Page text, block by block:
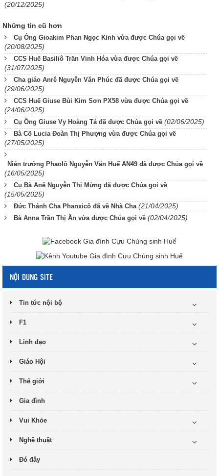
(20/12/2025)
Những tin cũ hơn
Cụ Ông Gioakim Phan Ngọc Kỉnh vừa được Chúa gọi về
(20/08/2025)
CCS Huế Basiliô Trần Vinh Hóa vừa được Chúa gọi về
(31/07/2025)
Cha giáo Anrê Nguyễn Văn Phúc đã được Chúa gọi về
(29/06/2025)
CCS Huế Giuse Bùi Kim Sơn PX58 vừa được Chúa gọi về
(24/06/2025)
Cụ Ông Giuse Vy Hoàng Tá đã được Chúa gọi về (02/06/2025)
Bà Cố Lucia Đoàn Thị Phượng vừa được Chúa gọi về
(27/05/2025)
Niên trưởng Phaolô Nguyễn Văn Huế AN49 đã được Chúa gọi về
(16/05/2025)
Cụ Bà Anê Nguyễn Thị Mừng đã được Chúa gọi về
(15/05/2025)
Đức Thánh Cha Phanxicô đã về Nhà Cha (21/04/2025)
Bà Anna Trần Thị Ân vừa được Chúa gọi về (02/04/2025)
NỘI DUNG SITE
Tin tức nội bộ
F1
Linh đạo
Giáo Hội
Thế giới
Gia đình
Vui Khỏe
Nghệ thuật
Đó đây